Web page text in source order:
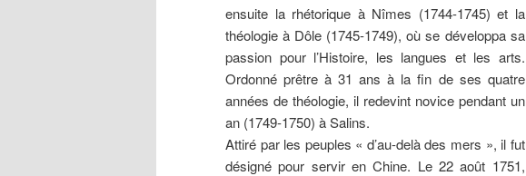
ensuite la rhétorique à Nîmes (1744-1745) et la
théologie à Dôle (1745-1749), où se développa sa
passion pour l’Histoire, les langues et les arts.
Ordonné prêtre à 31 ans à la fin de ses quatre
années de théologie, il redevint novice pendant un
an (1749-1750) à Salins.
Attiré par les peuples « d’au-delà des mers », il fut
désigné pour servir en Chine. Le 22 août 1751,